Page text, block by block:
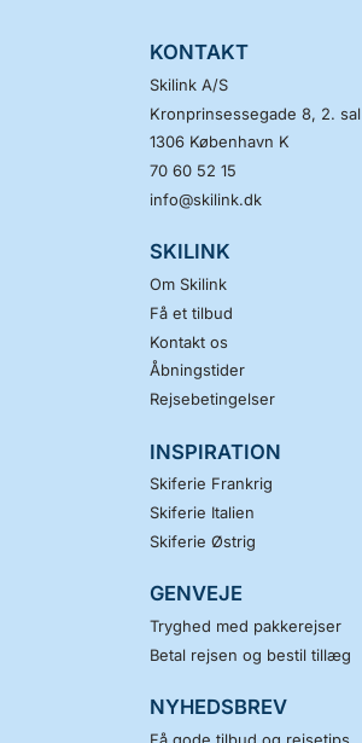
KONTAKT
Skilink A/S
Kronprinsessegade 8, 2. sal
1306 København K
70 60 52 15
info@skilink.dk
SKILINK
Om Skilink
Få et tilbud
Kontakt os
Åbningstider
Rejsebetingelser
INSPIRATION
Skiferie Frankrig
Skiferie Italien
Skiferie Østrig
GENVEJE
Tryghed med pakkerejser
Betal rejsen og bestil tillæg
NYHEDSBREV
Få gode tilbud og rejsetips.